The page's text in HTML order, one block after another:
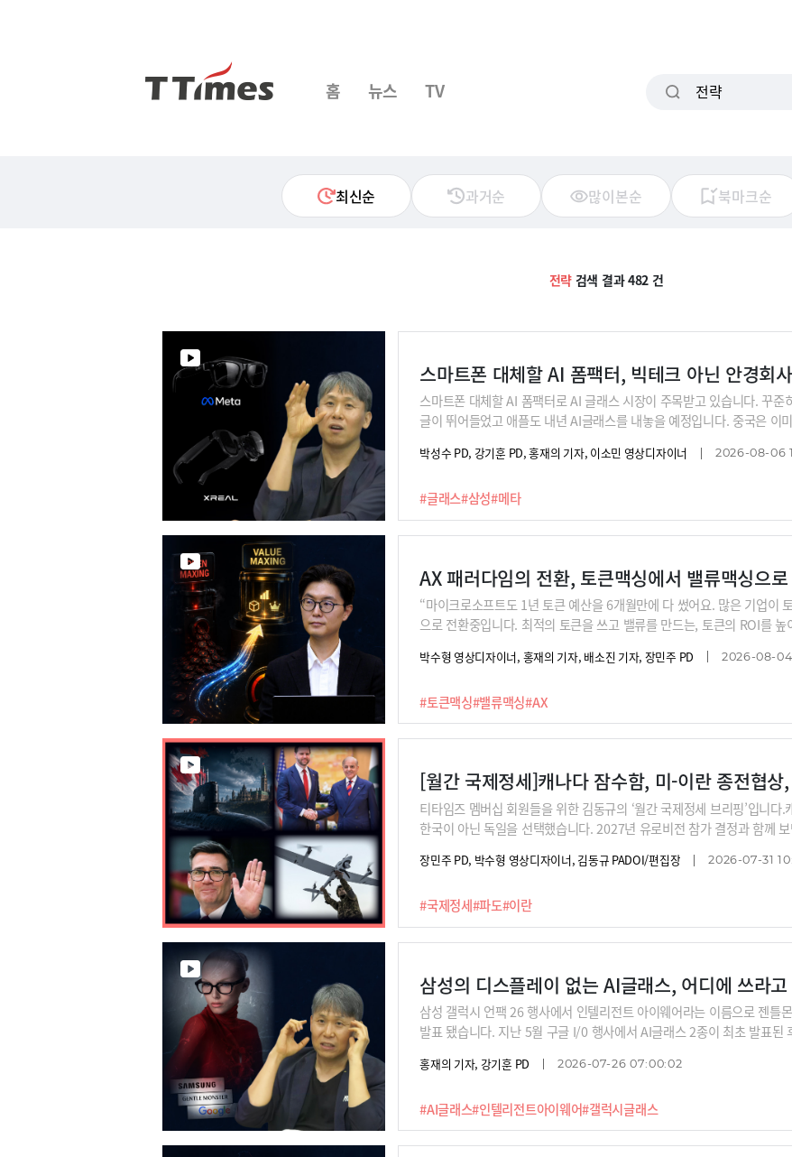
홈 뉴스 TV
최신순 과거순 많이본순 북마크순
전략 검색 결과 482 건
스마트폰 대체할 AI 폼팩터, 빅테크 아닌 안경회
#글래스#삼성#메타
스마트폰 대체할 AI 폼팩터로 AI 글래스 시장이 주목받고 있습니다. 꾸
글이 뛰어들었고 애플도 내년 AI글래스를 내놓을 예정입니다. 중국은 이
는 이 시장의 히든 챔피언은 의외로 유럽의 한 안경회사라고 합니다. 명품
재와 미래, 그리고 한계점을 신동형 알서포트 전략기획팀장과 함께 알아 봅
박성수 PD, 강기훈 PD, 홍재의 기자, 이소민 영상디자이너 2026-08-06
AX 패러다임의 전환, 토큰맥싱에서 밸류맥싱으로
#토큰맥싱#밸류맥싱#AX
“마이크로소프트도 1년 토큰 예산을 6개월만에 다 썼어요. 많은 기업이
으로 전환중입니다. 최적의 토큰을 쓰고 밸류를 만드는, 토큰의 ROI를
년 AX를 어떻게 준비해야 할지 황재선 SK디스커버리 AX랩 부사장이 짚
박수형 영상디자이너, 홍재의 기자, 배소진 기자, 장민주 PD 2026-08-
#국제정세#파도#이란
티타임즈 멤버십 회원들을 위한 김동규의 ‘월간 국제정세 브리핑’입니
한국이 아닌 독일을 선택했습니다. 2027년 유로비전 참가 결정과 함께
체크해 볼 필요가 있고요. ‘탈런던’과 북부 재건 구상을 내걸고 새로 취임
의 일상으로 번지고 있습니다. 그런데 이렇게 전쟁의 흐름을 유리하게 바
통령은 왜 경질했을까요? 국제시사문예지 PADO 김동규 편집장이 7월
장민주 PD, 박수형 영상디자이너, 김동규 PADOI/편집장 2026-07-31
삼성의 디스플레이 없는 AI글래스, 어디에 쓰라
#AI글래스#인텔리전트아이웨어#갤럭시글래스
삼성 갤럭시 언팩 26 행사에서 인텔리전트 아이웨어라는 이름으로 젠틀
발표 됐습니다. 지난 5월 구글 I/0 행사에서 AI글래스 2종이 최초 발표된
제스처 컨트롤 등의 영상도 시연 됐습니다.그동안 메타와 중국 기업들간
죠. 빅테크들은 왜 AI글래스 시장에 눈독을 들이는 것일까요? 신동형 알
잘 맞는 폼팩터로 AI글래스가 꼽히는 이유에 대해 알아봅니다.
홍재의 기자, 강기훈 PD 2026-07-26 07:00:02